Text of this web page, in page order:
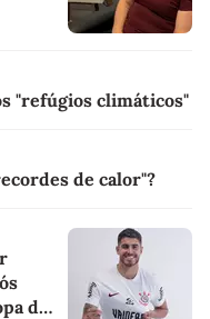
"refúgios climáticos"
de calor"?
do